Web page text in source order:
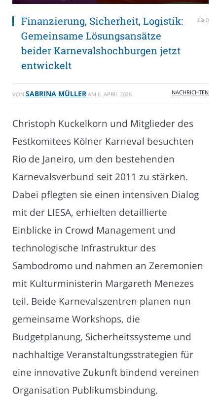
Finanzierung, Sicherheit, Logistik:
Gemeinsame Lösungsansätze
beider Karnevalshochburgen jetzt
entwickelt
0
VON SABRINA MÜLLER AM 6. APRIL 2026 NACHRICHTEN
Christoph Kuckelkorn und Mitglieder des
Festkomitees Kölner Karneval besuchten
Rio de Janeiro, um den bestehenden
Karnevalsverbund seit 2011 zu stärken.
Dabei pflegten sie einen intensiven Dialog
mit der LIESA, erhielten detaillierte
Einblicke in Crowd Management und
technologische Infrastruktur des
Sambodromo und nahmen an Zeremonien
mit Kulturministerin Margareth Menezes
teil. Beide Karnevalszentren planen nun
gemeinsame Workshops, die
Budgetplanung, Sicherheitssysteme und
nachhaltige Veranstaltungsstrategien für
eine innovative Zukunft bindend vereinen
Organisation Publikumsbindung.